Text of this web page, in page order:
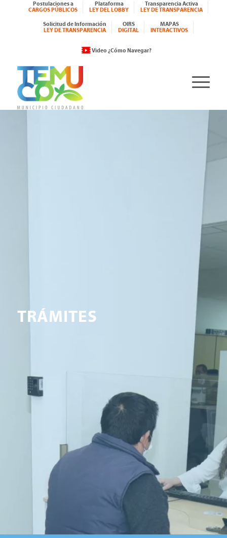
Postulaciones a
CARGOS PÚBLICOS
Plataforma
LEY DEL LOBBY
Transparencia Activa
LEY DE TRANSPARENCIA
Solicitud de Información
LEY DE TRANSPARENCIA
OIRS
DIGITAL
MAPAS
INTERACTIVOS
Video ¿Cómo Navegar?
TRÁMITES